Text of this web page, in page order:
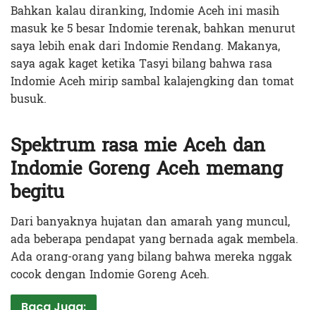
Bahkan kalau diranking, Indomie Aceh ini masih
masuk ke 5 besar Indomie terenak, bahkan menurut
saya lebih enak dari Indomie Rendang. Makanya,
saya agak kaget ketika Tasyi bilang bahwa rasa
Indomie Aceh mirip sambal kalajengking dan tomat
busuk.
Spektrum rasa mie Aceh dan
Indomie Goreng Aceh memang
begitu
Dari banyaknya hujatan dan amarah yang muncul,
ada beberapa pendapat yang bernada agak membela.
Ada orang-orang yang bilang bahwa mereka nggak
cocok dengan Indomie Goreng Aceh.